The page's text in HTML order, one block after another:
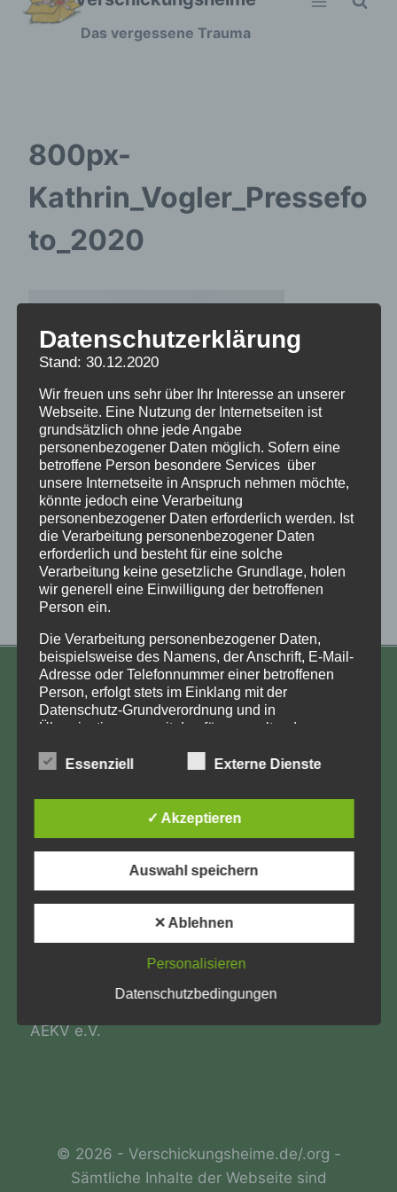
Zum
Das vergessene Trauma
800px-
Kathrin_Vogler_Pressefo
to_2020
KONTAKT
Aufarbeitung und Erforschung
Anja Röhl
info@Verschickungsheime.de
AEKV e.V.
© 2026 - Verschickungsheime.de/.org -
Sämtliche Inhalte der Webseite sind
Datenschutzerklärung
Stand: 30.12.2020
Wir freuen uns sehr über Ihr Interesse an unserer
Webseite. Eine Nutzung der Internetseiten ist
grundsätzlich ohne jede Angabe
personenbezogener Daten möglich. Sofern eine
betroffene Person besondere Services über
unsere Internetseite in Anspruch nehmen möchte,
könnte jedoch eine Verarbeitung
personenbezogener Daten erforderlich werden. Ist
die Verarbeitung personenbezogener Daten
erforderlich und besteht für eine solche
Verarbeitung keine gesetzliche Grundlage, holen
wir generell eine Einwilligung der betroffenen
Person ein.
Die Verarbeitung personenbezogener Daten,
beispielsweise des Namens, der Anschrift, E-Mail-
Adresse oder Telefonnummer einer betroffenen
Person, erfolgt stets im Einklang mit der
Datenschutz-Grundverordnung und in
Übereinstimmung mit den für uns geltenden
Mittels dieser Datenschutzerklärung möchte unser
und Zweck der von uns erhobenen, genutzten und
verarbeiteten personenbezogenen Daten
mittels dieser Datenschutzerklärung über die ihnen
zustehenden Rechte aufgeklärt.
Wir haben als für die Verarbeitung Verantwortlicher
zahlreiche technische und organisatorische
lückenlosen Schutz der über diese Internetseite
verarbeiteten personenbezogenen Daten
sicherzustellen. Dennoch können Internetbasierte
Sicherheitslücken aufweisen, sodass ein absoluter
Begriffsbestimmungen
Essenziell Externe Dienste
✓ Akzeptieren
Auswahl speichern
✕ Ablehnen
Personalisieren
Datenschutzbedingungen